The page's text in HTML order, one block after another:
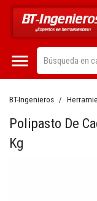

BT-Ingenieros
Polipasto De
Kg